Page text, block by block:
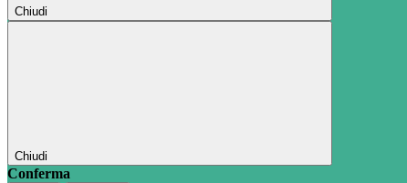
Chiudi
Chiudi
Conferma